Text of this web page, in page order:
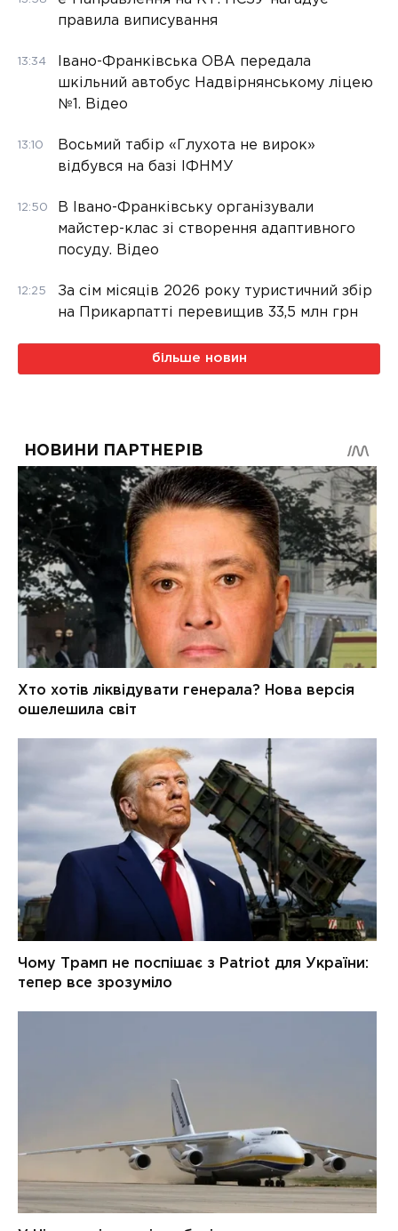
правила виписування
13:34
Івано-Франківська ОВА передала
шкільний автобус Надвірнянському ліцею
№1. Відео
13:10
Восьмий табір «Глухота не вирок»
відбувся на базі ІФНМУ
12:50
В Івано-Франківську організували
майстер-клас зі створення адаптивного
посуду. Відео
12:25
За сім місяців 2026 року туристичний збір
на Прикарпатті перевищив 33,5 млн грн
більше новин